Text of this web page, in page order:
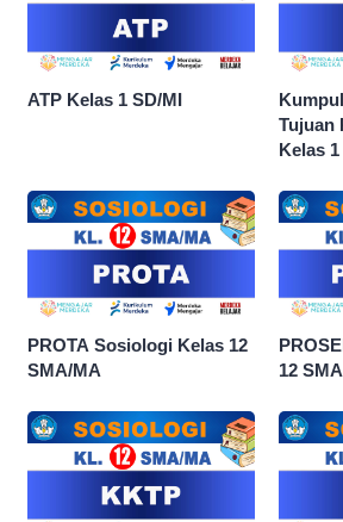
ATP Kelas 1 SD/MI
Tujuan
Kelas
PROTA Sosiologi Kelas 12
SMA/MA
12